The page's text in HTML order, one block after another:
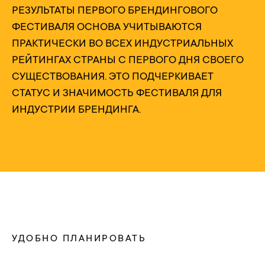
РЕЗУЛЬТАТЫ ПЕРВОГО БРЕНДИНГОВОГО
ФЕСТИВАЛЯ ОСНОВА УЧИТЫВАЮТСЯ
ПРАКТИЧЕСКИ ВО ВСЕХ ИНДУСТРИАЛЬНЫХ
РЕЙТИНГАХ СТРАНЫ С ПЕРВОГО ДНЯ СВОЕГО
СУЩЕСТВОВАНИЯ. ЭТО ПОДЧЕРКИВАЕТ
СТАТУС И ЗНАЧИМОСТЬ ФЕСТИВАЛЯ ДЛЯ
ИНДУСТРИИ БРЕНДИНГА.
УДОБНО ПЛАНИРОВАТЬ